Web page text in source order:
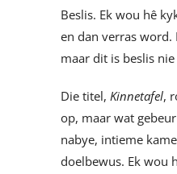
Beslis. Ek wou hê
en dan verras word.
maar dit is beslis
Die titel, Kinnetafel,
op, maar wat
nabye, intieme
doelbewus. Ek wou